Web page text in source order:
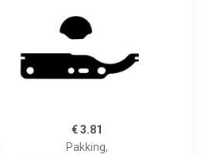
€ 3.81
Pakking,